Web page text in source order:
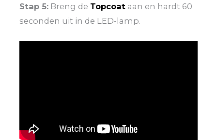
Stap 5: Breng de Topcoat aan en hardt 60
seconden uit in de LED-lamp.